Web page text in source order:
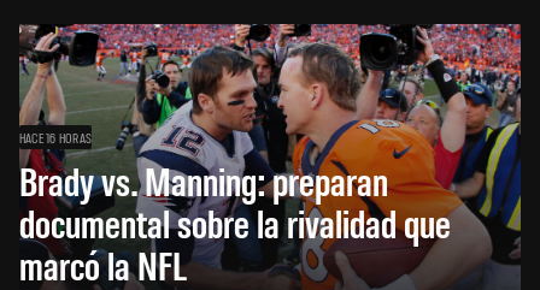
HACE 16 HORAS
Brady vs. Manning: preparan
documental sobre la rivalidad que
marcó la NFL